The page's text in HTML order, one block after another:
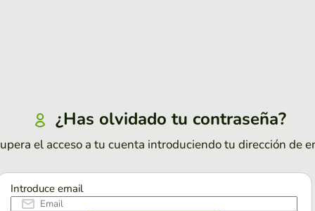
¿Has olvidado tu contraseña?
el acceso a tu cuenta introduciendo tu dirección de
Introduce email